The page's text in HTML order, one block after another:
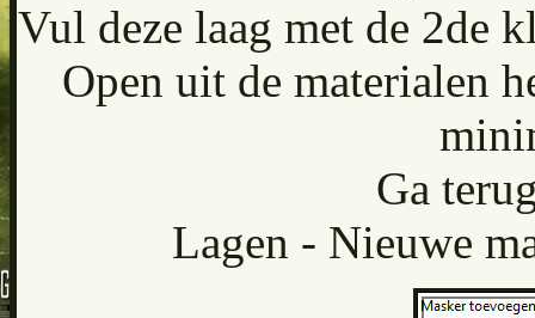
Vul deze laag met de 2de
Open uit de materialen
Ga
Lagen - Nieuwe